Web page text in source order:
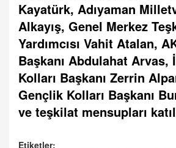
Kayatürk, Adıyaman
Alkayış, Genel Merkez
Yardımcısı Vahit Atalan,
Başkanı Abdulahat Arvas,
Kolları Başkanı Zerrin
Gençlik Kolları Başkanı
ve teşkilat mensupları
Etiketler: